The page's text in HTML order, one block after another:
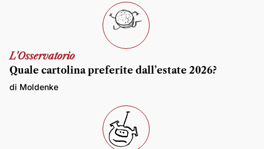
L'Osservatorio
Quale cartolina preferite dall’estate 2026?
di Moldenke